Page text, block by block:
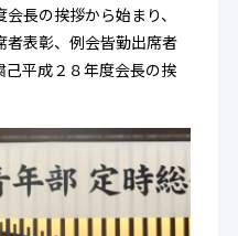
長の挨拶から始まり、
者表彰、例会皆勤出席者
平成２８年度会長の挨